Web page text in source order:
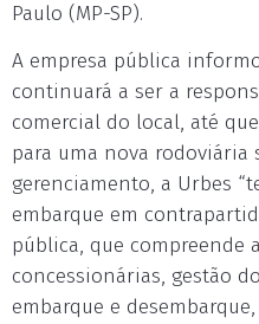
Paulo (MP-SP).
A empresa pública
continuará a ser a
comercial do local, até
para uma nova rodoviária
gerenciamento, a Urbes
embarque em
pública, que compreende
concessionárias, gestão
embarque e